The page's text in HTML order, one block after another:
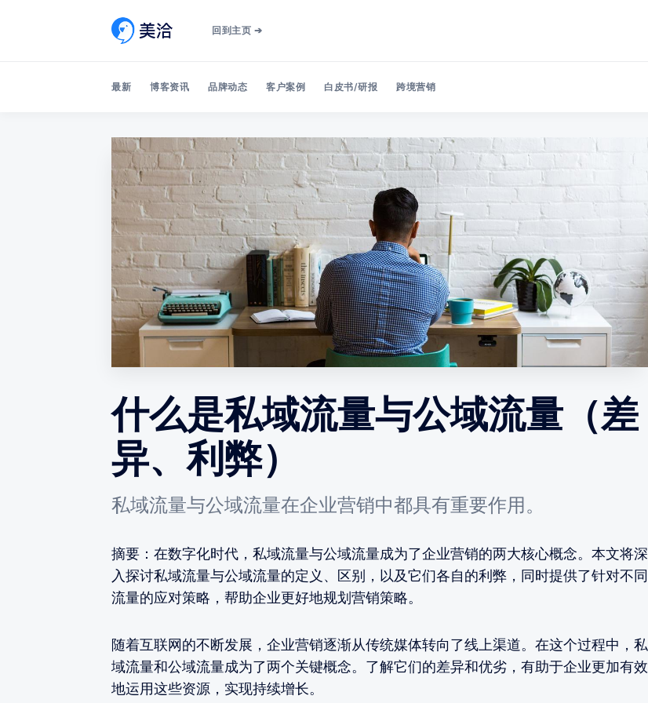
回到主页 ➔
Search 美洽博客
最新 博客资讯 品牌动态 客户案例 白皮书/研报 跨境营销
什么是私域流量与公域流量（差
异、利弊）
私域流量与公域流量在企业营销中都具有重要作用。
摘要：在数字化时代，私域流量与公域流量成为了企业营销的两大核心概念。本文将深
入探讨私域流量与公域流量的定义、区别，以及它们各自的利弊，同时提供了针对不同
流量的应对策略，帮助企业更好地规划营销策略。
随着互联网的不断发展，企业营销逐渐从传统媒体转向了线上渠道。在这个过程中，私
域流量和公域流量成为了两个关键概念。了解它们的差异和优劣，有助于企业更加有效
地运用这些资源，实现持续增长。